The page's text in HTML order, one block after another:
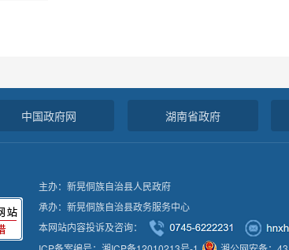
中国政府网 湖南省政府
主办：新晃侗族自治县人民政府
承办：新晃侗族自治县政务服务中心
本网站内容投诉及咨询：